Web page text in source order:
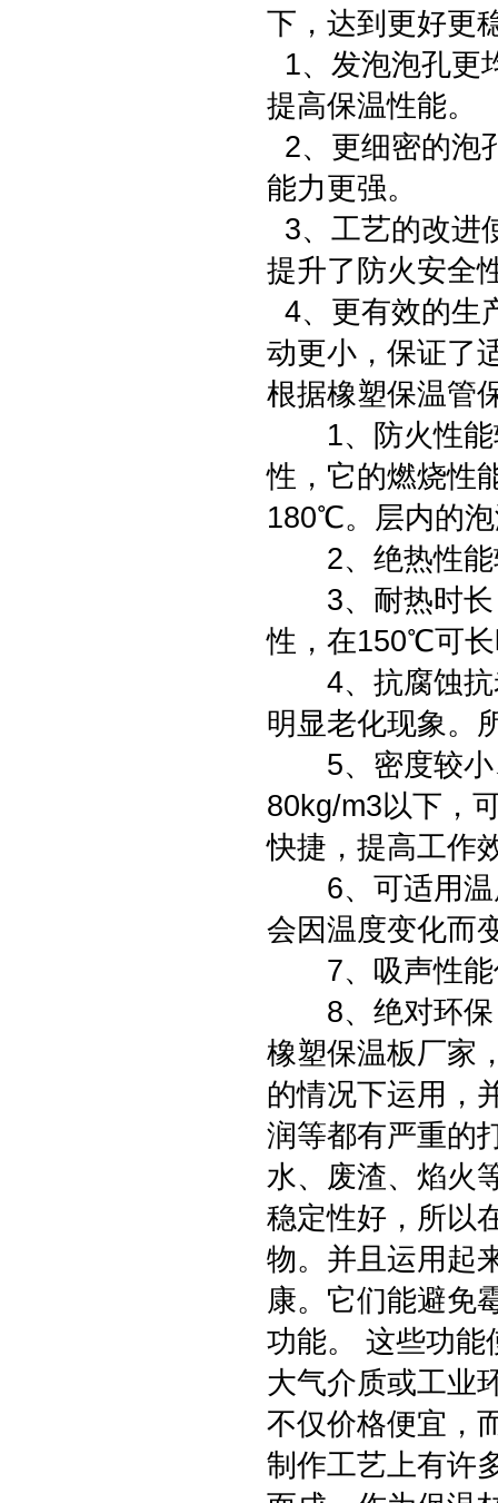
下，达到更好更
1、发泡泡孔更
提高保温性能。
2、更细密的泡
能力更强。
3、工艺的改进
提升了防火安全
4、更有效的生
动更小，保证了
根据橡塑保温管
1、防火性能
性，它的燃烧性
180℃。层内的
2、绝热性能
3、耐热时长
性，在150℃可
4、抗腐蚀抗
明显老化现象。
5、密度较小
80kg/m3以下，
快捷，提高工作
6、可适用温
会因温度变化而
7、吸声性能
8、绝对环保
橡塑保温板厂家
的情况下运用，
润等都有严重的
水、废渣、焰火
稳定性好，所以
物。并且运用起
康。它们能避免
功能。 这些功能
大气介质或工业
不仅价格便宜，
制作工艺上有许